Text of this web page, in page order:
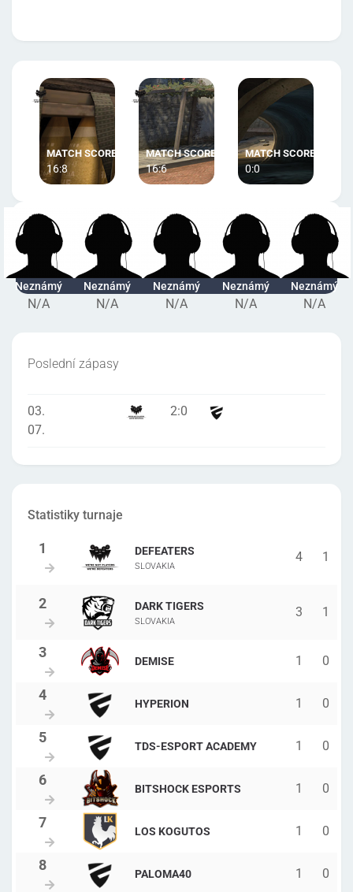
16:8 16:6 0:0
Neznámý
N/A
Neznámý
N/A
Neznámý
N/A
Neznámý
N/A
Neznámý
N/A
Poslední zápasy
03.
07.
2:0
Statistiky turnaje
DEFEATERS
SLOVAKIA
4 1
DARK TIGERS
SLOVAKIA
3 1
DEMISE 1 0
HYPERION 1 0
TDS-ESPORT ACADEMY 1 0
BITSHOCK ESPORTS 1 0
LOS KOGUTOS 1 0
PALOMA40 1 0